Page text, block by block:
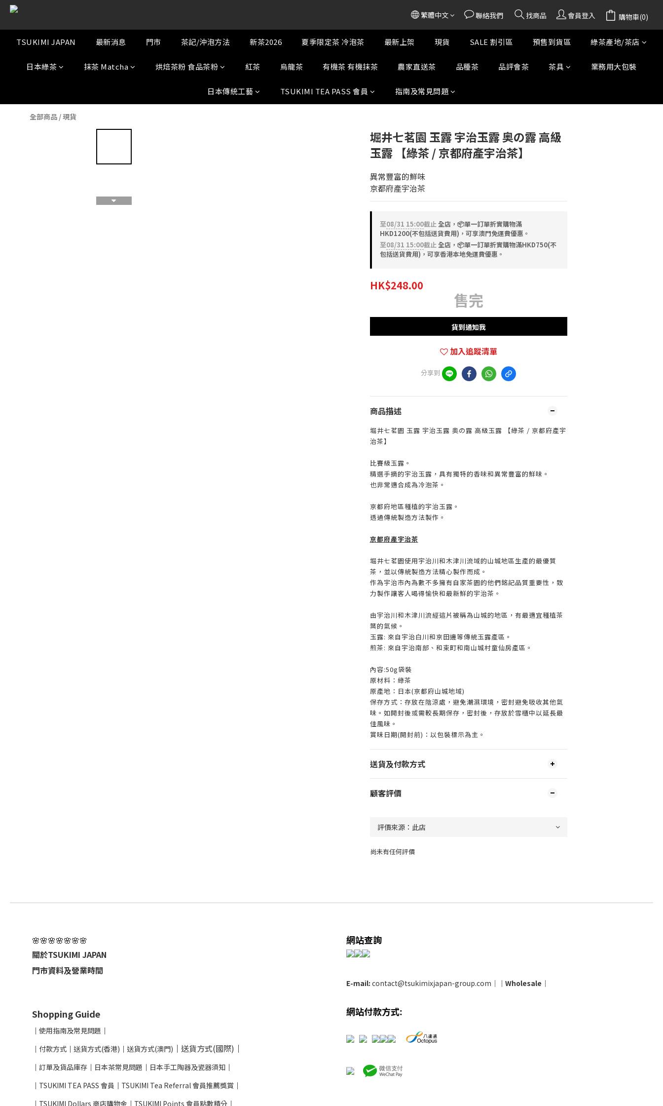
繁體中文 聯絡我們 找商品 會員登入 購物車(0)
TSUKIMI JAPAN 最新消息 門市 茶記/沖泡方法 新茶2026 夏季限定茶 冷泡茶 最新上架 現貨 SALE 割引區 預售到貨區 綠茶產地/茶店
日本綠茶 抹茶 Matcha 烘焙茶粉 食品茶粉 紅茶 烏龍茶 有機茶 有機抹茶 農家直送茶 品種茶 品評會茶 茶具 業務用大包裝
日本傳統工藝 TSUKIMI TEA PASS 會員 指南及常見問題
全部商品 /現貨
堀井七茗園 玉露 宇治玉露 奥の露 高級
玉露 【綠茶 / 京都府產宇治茶】
異常豐富的鮮味
京都府產宇治茶
至08/31 15:00截止全店，📦單一訂單折實購物滿
HKD1200(不包括送貨費用)，可享澳門免運費優惠。
至08/31 15:00截止全店，📦單一訂單折實購物滿HKD750(不
包括送貨費用)，可享香港本地免運費優惠。
HK$248.00
售完
貨到通知我
加入追蹤清單
分享到
商品描述
堀井七茗園 玉露 宇治玉露 奥の露 高級玉露 【綠茶 / 京都府產宇
治茶】
比賽級玉露。
精選手摘的宇治玉露，具有獨特的香味和異常豐富的鮮味。
也非常適合成為冷泡茶。
京都府地區種植的宇治玉露。
透過傳統製造方法製作。
京都府產宇治茶
堀井七茗園使用宇治川和木津川流域的山城地區生產的最優質
茶，並以傳統製造方法精心製作而成。
作為宇治市內為數不多擁有自家茶園的他們銘記品質重要性，致
力製作讓客人喝得愉快和最新鮮的宇治茶。
由宇治川和木津川流經這片被稱為山城的地區，有最適宜種植茶
葉的氣候。
玉露: 來自宇治白川和京田邊等傳統玉露產區。
煎茶: 來自宇治南部、和束町和南山城村童仙房產區。
內容:50g袋裝
原材料：綠茶
原產地：日本(京都府山城地域)
保存方式：存放在陰涼處，避免潮濕環境，密封避免吸收其他氣
味。如開封後或需較長期保存，密封後，存放於雪櫃中以延長最
佳風味。
賞味日期(開封前)：以包裝標示為主。
送貨及付款方式
顧客評價
尚未有任何評價
🌸🌸🌸🌸🌸🌸🌸
關於TSUKIMI JAPAN
門市資料及營業時間
網站查詢
E-mail: contact@tsukimixjapan-group.com │ │ Wholesale │
Shopping Guide
│ 使用指南及常見問題 │
│ 付款方式 │ 送貨方式(香港) │ 送貨方式(澳門) │ 送貨方式(國際) │
│ 訂單及貨品庫存 │ 日本茶常見問題 │ 日本手工陶器及瓷器須知 │
│ TSUKIMI TEA PASS 會員 │ TSUKIMI Tea Referral 會員推薦獎賞 │
│ TSUKIMI Dollars 商店購物金 │ TSUKIMI Points 會員點數積分 │
網站付款方式: